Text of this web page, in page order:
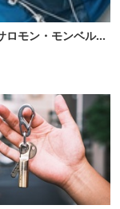
ロモン・モンベル…